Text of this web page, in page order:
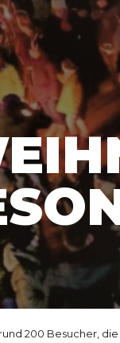
200 Besucher,